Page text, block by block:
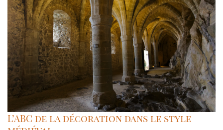
L’ABC de la décoration dans le style